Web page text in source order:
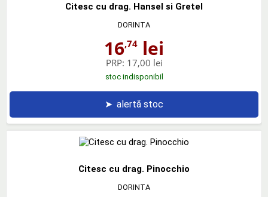
Citesc cu drag. Hansel si Gretel
DORINTA
16,74 lei
PRP: 17,00 lei
stoc indisponibil
➤ alertă stoc
Citesc cu drag. Pinocchio
DORINTA